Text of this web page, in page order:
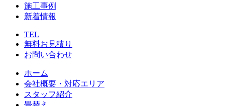
施工事例
新着情報
TEL
無料お見積り
お問い合わせ
ホーム
会社概要・対応エリア
スタッフ紹介